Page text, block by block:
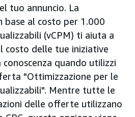
tuo annuncio. La
base al costo per 1.000
(vCPM) ti aiuta a
costo delle tue iniziative
quando utilizzi
"Ottimizzazione per le
Mentre tutte le
delle offerte utilizzano